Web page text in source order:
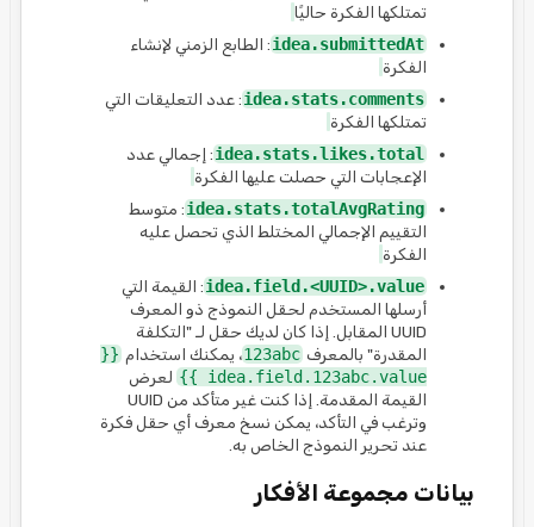
تمتلكها الفكرة حاليًا
idea.submittedAt: الطابع الزمني لإنشاء
الفكرة
idea.stats.comments: عدد التعليقات التي
تمتلكها الفكرة
idea.stats.likes.total: إجمالي عدد
الإعجابات التي حصلت عليها الفكرة
idea.stats.totalAvgRating: متوسط
التقييم الإجمالي المختلط الذي تحصل عليه
الفكرة
idea.field.<UUID>.value: القيمة التي
أرسلها المستخدم لحقل النموذج ذو المعرف
UUID المقابل. إذا كان لديك حقل لـ "التكلفة
المقدرة" بالمعرف 123abc، يمكنك استخدام{{
idea.field.123abc.value }}
لعرض
القيمة المقدمة. إذا كنت غير متأكد من UUID
وترغب في التأكد، يمكن نسخ معرف أي حقل فكرة
عند تحرير النموذج الخاص به.
بيانات مجموعة الأفكار